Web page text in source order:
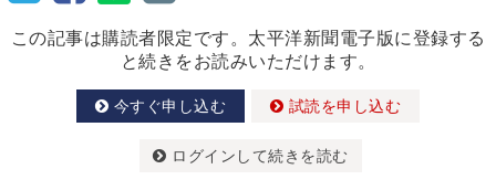
この記事は購読者限定です。太平洋新聞電子版に登録する
と続きをお読みいただけます。
今すぐ申し込む 試読を申し込む
ログインして続きを読む